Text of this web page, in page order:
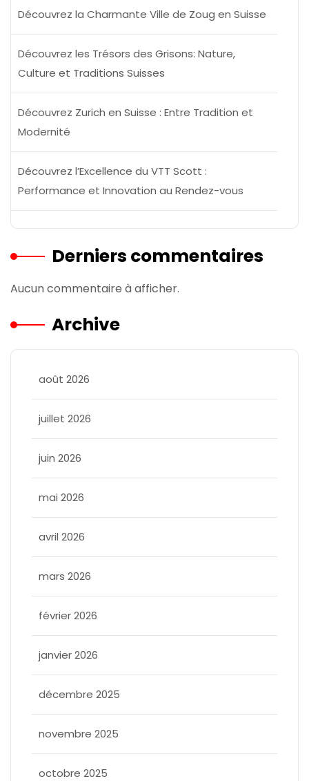
Découvrez la Charmante Ville de Zoug en Suisse
Découvrez les Trésors des Grisons: Nature,
Culture et Traditions Suisses
Découvrez Zurich en Suisse : Entre Tradition et
Modernité
Découvrez l’Excellence du VTT Scott :
Performance et Innovation au Rendez-vous
Derniers commentaires
Aucun commentaire à afficher.
Archive
août 2026
juillet 2026
juin 2026
mai 2026
avril 2026
mars 2026
février 2026
janvier 2026
décembre 2025
novembre 2025
octobre 2025